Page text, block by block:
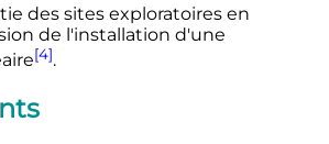
des sites exploratoires en
de l'installation d'une
[4].